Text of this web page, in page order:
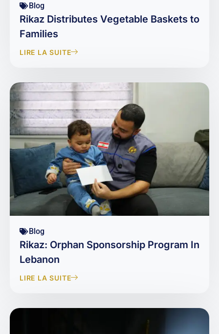
Blog
Rikaz Distributes Vegetable Baskets to
Families
LIRE LA SUITE
Blog
Rikaz: Orphan Sponsorship Program In
Lebanon
LIRE LA SUITE